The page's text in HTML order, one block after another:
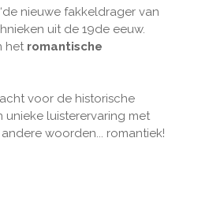
nieuwe fakkeldrager van
uit de 19de eeuw.
het romantische
voor de historische
luisterervaring met
woorden... romantiek!